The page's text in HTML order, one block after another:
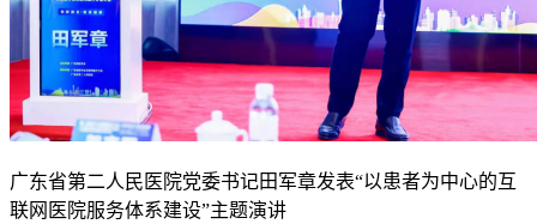
广东省第二人民医院党委书记田军章发表“以患者为中心的互
联网医院服务体系建设”主题演讲